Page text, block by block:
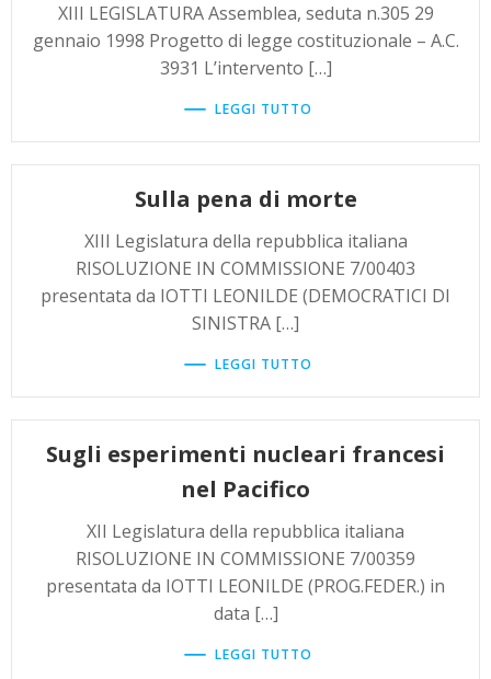
XIII LEGISLATURA Assemblea, seduta n.305 29
gennaio 1998 Progetto di legge costituzionale – A.C.
3931 L’intervento […]
LEGGI TUTTO
Sulla pena di morte
XIII Legislatura della repubblica italiana
RISOLUZIONE IN COMMISSIONE 7/00403
presentata da IOTTI LEONILDE (DEMOCRATICI DI
SINISTRA […]
LEGGI TUTTO
Sugli esperimenti nucleari francesi
nel Pacifico
XII Legislatura della repubblica italiana
RISOLUZIONE IN COMMISSIONE 7/00359
presentata da IOTTI LEONILDE (PROG.FEDER.) in
data […]
LEGGI TUTTO